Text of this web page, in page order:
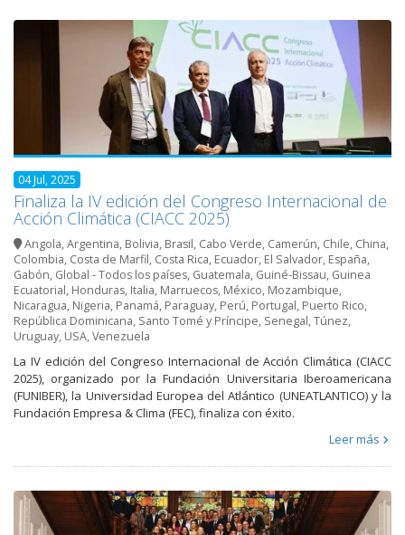
04 Jul, 2025
Finaliza la IV edición del Congreso Internacional de
Acción Climática (CIACC 2025)
Angola,Argentina, Bolivia, Brasil, Cabo Verde, Camerún, Chile, China,
Colombia, Costa de Marfil, Costa Rica, Ecuador, El Salvador, España,
Gabón, Global - Todos los países, Guatemala, Guiné-Bissau, Guinea
Ecuatorial, Honduras, Italia, Marruecos, México, Mozambique,
Nicaragua, Nigeria, Panamá, Paraguay, Perú, Portugal, Puerto Rico,
República Dominicana, Santo Tomé y Príncipe, Senegal,Túnez,
Uruguay, USA,Venezuela
La IV edición del Congreso Internacional de Acción Climática (CIACC
2025), organizado por la Fundación Universitaria Iberoamericana
(FUNIBER), la Universidad Europea del Atlántico (UNEATLANTICO) y la
Fundación Empresa & Clima (FEC), finaliza con éxito.
Leer más